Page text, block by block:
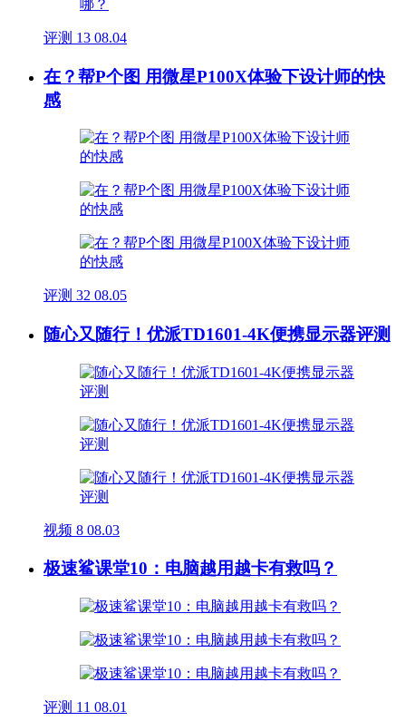
评测 13 08.04
在？帮P个图 用微星P100X体验下设计师的快
感
评测 32 08.05
随心又随行！优派TD1601-4K便携显示器评测
视频 8 08.03
极速鲨课堂10：电脑越用越卡有救吗？
评测 11 08.01